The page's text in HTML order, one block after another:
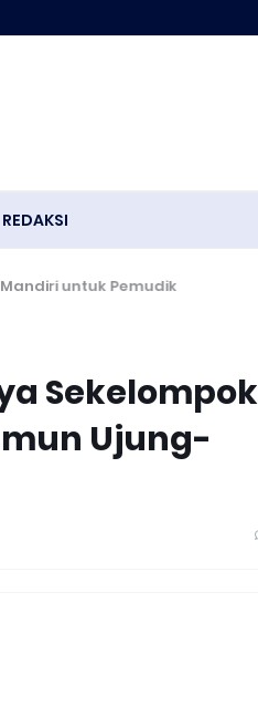
REDAKSI
untuk Pemudik
Sekelompok
Ujung-